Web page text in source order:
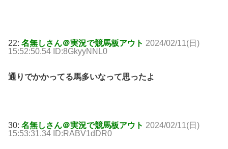
22: 名無しさん＠実況で競馬板アウト 2024/02/11(日)
15:52:50.54 ID:8GkyyNNL0
通りでかかってる馬多いなって思ったよ
30: 名無しさん＠実況で競馬板アウト 2024/02/11(日)
15:53:31.34 ID:RABV1dDR0